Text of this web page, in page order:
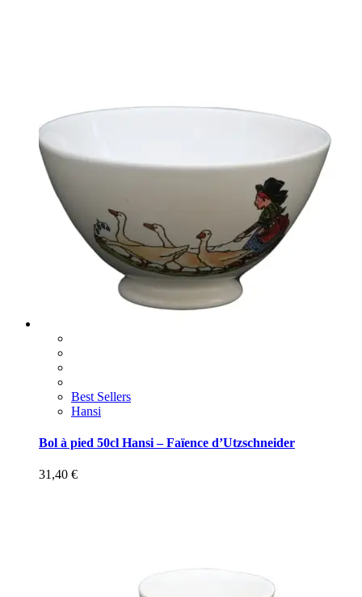
Best Sellers
Hansi
Bol à pied 50cl Hansi – Faïence d’Utzschneider
31,40 €